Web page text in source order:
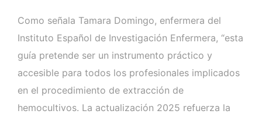
Como señala Tamara Domingo, enfermera del
Instituto Español de Investigación Enfermera, “esta
guía pretende ser un instrumento práctico y
accesible para todos los profesionales implicados
en el procedimiento de extracción de
hemocultivos. La actualización 2025 refuerza la